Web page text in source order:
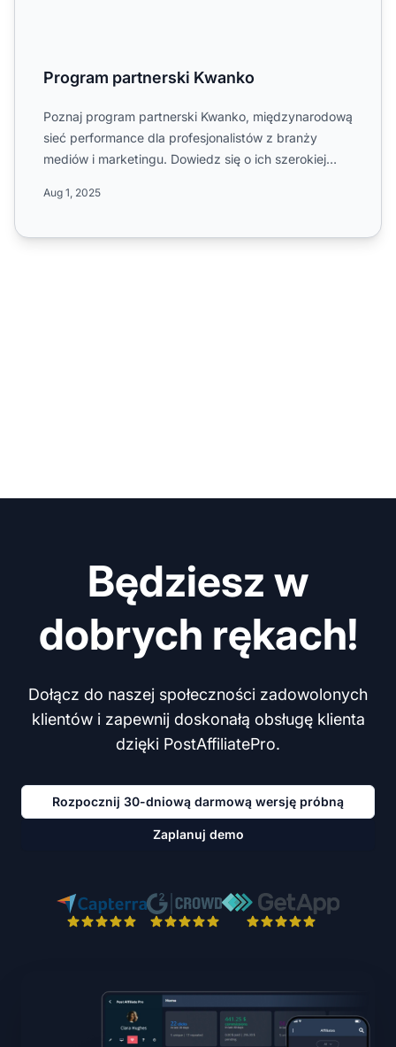
Program partnerski Kwanko
Poznaj program partnerski Kwanko, międzynarodową
sieć performance dla profesjonalistów z branży
mediów i marketingu. Dowiedz się o ich szerokiej
Aug 1, 2025
Będziesz w
dobrych rękach!
Dołącz do naszej społeczności zadowolonych
klientów i zapewnij doskonałą obsługę klienta
dzięki PostAffiliatePro.
Rozpocznij 30-dniową darmową wersję próbną
Zaplanuj demo